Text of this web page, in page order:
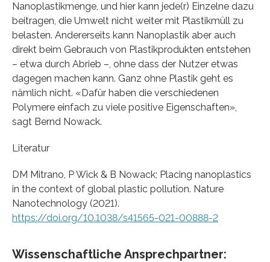
Nanoplastikmenge, und hier kann jede(r) Einzelne dazu
beitragen, die Umwelt nicht weiter mit Plastikmüll zu
belasten. Andererseits kann Nanoplastik aber auch
direkt beim Gebrauch von Plastikprodukten entstehen
– etwa durch Abrieb –, ohne dass der Nutzer etwas
dagegen machen kann. Ganz ohne Plastik geht es
nämlich nicht. «Dafür haben die verschiedenen
Polymere einfach zu viele positive Eigenschaften»,
sagt Bernd Nowack.
Literatur
DM Mitrano, P Wick & B Nowack; Placing nanoplastics
in the context of global plastic pollution. Nature
Nanotechnology (2021).
https://doi.org/10.1038/s41565-021-00888-2
Wissenschaftliche Ansprechpartner: